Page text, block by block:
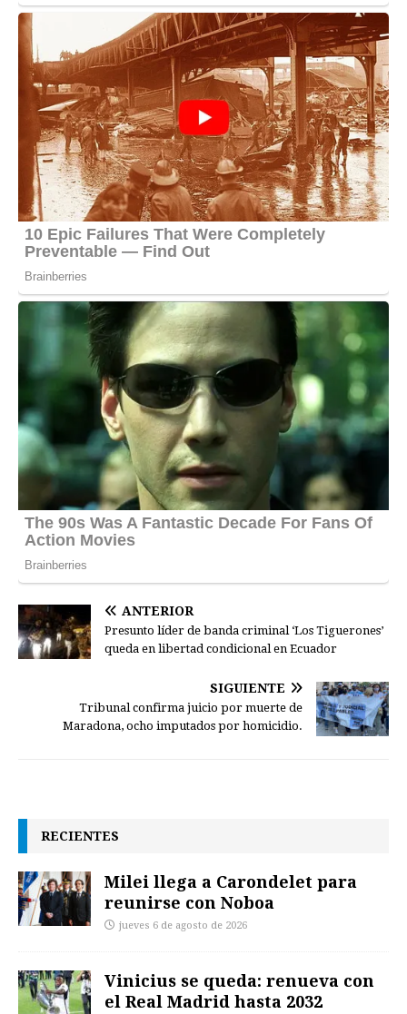
ANTERIOR
Presunto líder de banda criminal ‘Los Tiguerones’
queda en libertad condicional en Ecuador
SIGUIENTE
Tribunal confirma juicio por muerte de
Maradona, ocho imputados por homicidio.
RECIENTES
Milei llega a Carondelet para
reunirse con Noboa
jueves 6 de agosto de 2026
Vinicius se queda: renueva con
el Real Madrid hasta 2032